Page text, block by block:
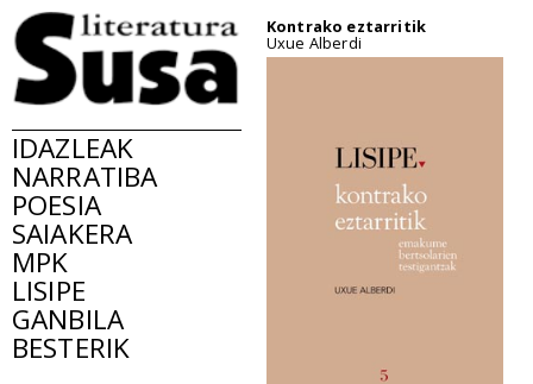
IDAZLEAK
NARRATIBA
POESIA
SAIAKERA
MPK
LISIPE
GANBILA
BESTERIK
Kontrako eztarritik
Uxue Alberdi